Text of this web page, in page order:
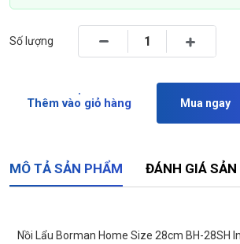
Số lượng
Thêm vào giỏ hàng Mua ngay
MÔ TẢ SẢN PHẨM ĐÁNH GIÁ SẢN
Nồi Lẩu Borman Home Size 28cm BH-28SH